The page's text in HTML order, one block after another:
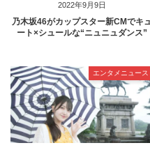
2022年9月9日
乃木坂46がカップスター新CMでキ
ート×シュールな“ニュニュダンス”
エンタメニュース